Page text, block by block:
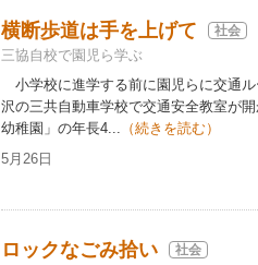
横断歩道は手を上げて 社会
三協自校で園児ら学ぶ
小学校に進学する前に園児らに交通
沢の三共自動車学校で交通安全教室が
幼稚園」の年長4... （続きを読む）
5月26日
ロックなごみ拾い 社会